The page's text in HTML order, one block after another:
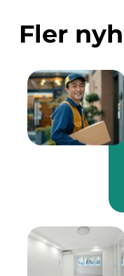
Fler